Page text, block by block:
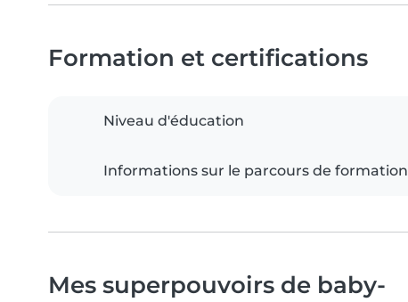
Formation et certifications
Niveau d'éducation
Informations sur le parcours de formation
Mes superpouvoirs de baby-